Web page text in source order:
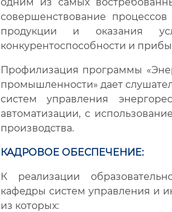
совершенствование
продукции и оказания
конкурентоспособности и
Профилизация программы
промышленности» дает
систем управления
автоматизации, с
производства.
КАДРОВОЕ ОБЕСПЕЧЕНИЕ:
К реализации
кафедры систем управления и
из которых: